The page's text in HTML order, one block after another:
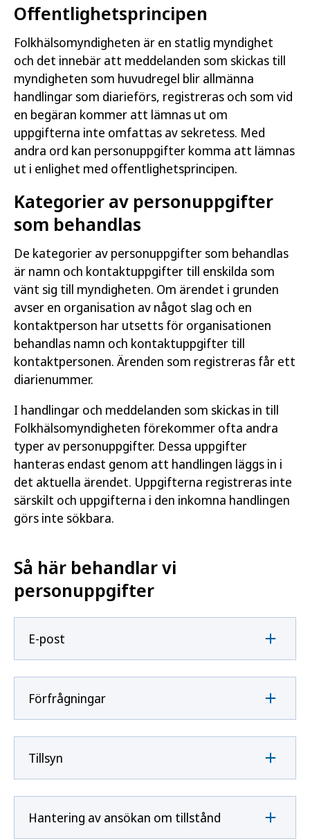
Offentlighetsprincipen
Folkhälsomyndigheten är en statlig myndighet
och det innebär att meddelanden som skickas till
myndigheten som huvudregel blir allmänna
handlingar som diarieförs, registreras och som vid
en begäran kommer att lämnas ut om
uppgifterna inte omfattas av sekretess. Med
andra ord kan personuppgifter komma att lämnas
ut i enlighet med offentlighetsprincipen.
Kategorier av personuppgifter
som behandlas
De kategorier av personuppgifter som behandlas
är namn och kontaktuppgifter till enskilda som
vänt sig till myndigheten. Om ärendet i grunden
avser en organisation av något slag och en
kontaktperson har utsetts för organisationen
behandlas namn och kontaktuppgifter till
kontaktpersonen. Ärenden som registreras får ett
diarienummer.
I handlingar och meddelanden som skickas in till
Folkhälsomyndigheten förekommer ofta andra
typer av personuppgifter. Dessa uppgifter
hanteras endast genom att handlingen läggs in i
det aktuella ärendet. Uppgifterna registreras inte
särskilt och uppgifterna i den inkomna handlingen
görs inte sökbara.
Så här behandlar vi
personuppgifter
E-post
Förfrågningar
Tillsyn
Hantering av ansökan om tillstånd